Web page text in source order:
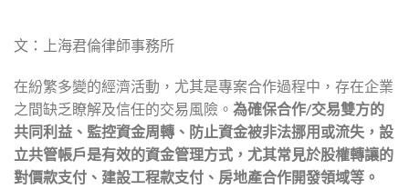
文：上海君倫律師事務所
在紛繁多變的經濟活動，尤其是專案合作過程中，存在企業
之間缺乏瞭解及信任的交易風險。 為確保合作/交易雙方的
共同利益、監控資金周轉、防止資金被非法挪用或流失，設
立共管帳戶是有效的資金管理方式，尤其常見於股權轉讓的
對價款支付、建設工程款支付、房地產合作開發領域等。